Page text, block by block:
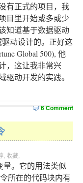
有正式的项目，我
目里开始或多或少
知道基于数据驱动
驱动设计的。正好这
Global 500), 他
，这让我非常兴
动开发的实践。
6 Comment
, 收藏
量。它的用法类似
所在的代码块内有